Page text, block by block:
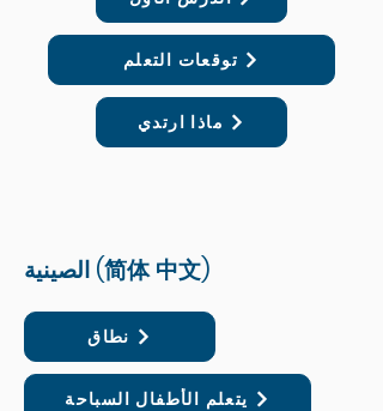
توقعات التعلم
ماذا ارتدي
الصينية (简体 中文)
نطاق
يتعلم الأطفال السباحة